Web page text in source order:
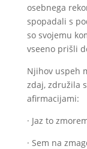
osebnega
spopadali s
so svojemu
vseeno prišli
Njihov uspeh
zdaj, združila
afirmacijami:
· Jaz to
· Sem na